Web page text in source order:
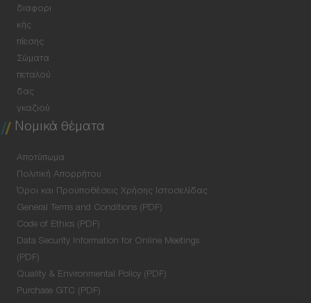
διαφορι
κής
πίεσης
Σώματα
πεταλού
δας
γκαζιού
Νομικά θέματα
Αποτύπωμα
Πολιτική Απορρήτου
Όροι και Προϋποθέσεις Χρήσης Ιστοσελίδας
General Terms and Conditions (PDF)
Code of Ethics (PDF)
Data Security Information for Online Meetings
(PDF)
Quality & Environmental Policy (PDF)
Purchase GTC (PDF)